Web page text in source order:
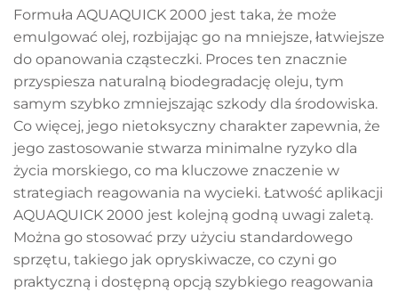
Formuła AQUAQUICK 2000 jest taka, że może
emulgować olej, rozbijając go na mniejsze, łatwiejsze
do opanowania cząsteczki. Proces ten znacznie
przyspiesza naturalną biodegradację oleju, tym
samym szybko zmniejszając szkody dla środowiska.
Co więcej, jego nietoksyczny charakter zapewnia, że
jego zastosowanie stwarza minimalne ryzyko dla
życia morskiego, co ma kluczowe znaczenie w
strategiach reagowania na wycieki. Łatwość aplikacji
AQUAQUICK 2000 jest kolejną godną uwagi zaletą.
Można go stosować przy użyciu standardowego
sprzętu, takiego jak opryskiwacze, co czyni go
praktyczną i dostępną opcją szybkiego reagowania